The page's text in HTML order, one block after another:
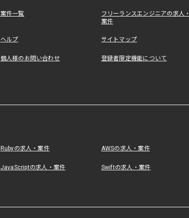
案件一覧
フリーランスエンジニアの求人・
案件
ヘルプ サイトマップ
個人様のお問い合わせ 登録者限定機能について
Rubyの求人・案件 AWSの求人・案件
JavaScriptの求人・案件 Swiftの求人・案件